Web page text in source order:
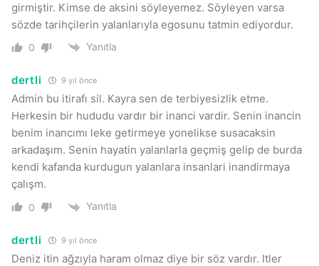
girmiştir. Kimse de aksini söyleyemez. Söyleyen varsa
sözde tarihçilerin yalanlarıyla egosunu tatmin ediyordur.
0 Yanıtla
dertli 9 yıl önce
Admin bu itirafı sil. Kayra sen de terbiyesizlik etme.
Herkesin bir hududu vardır bir inanci vardir. Senin inancin
benim inancımı leke getirmeye yonelikse susacaksin
arkadaşım. Senin hayatin yalanlarla geçmiş gelip de burda
kendi kafanda kurdugun yalanlara insanlari inandirmaya
çalışm.
0 Yanıtla
dertli 9 yıl önce
Deniz itin ağzıyla haram olmaz diye bir söz vardır. Itler